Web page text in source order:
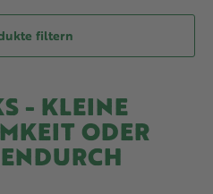
filtern
- KLEINE
ODER